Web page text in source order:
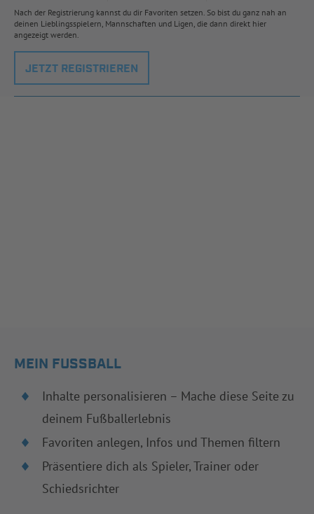
Nach der Registrierung kannst du dir Favoriten setzen. So bist du ganz nah an
deinen Lieblingsspielern, Mannschaften und Ligen, die dann direkt hier
angezeigt werden.
JETZT REGISTRIEREN
MEIN FUSSBALL
Inhalte personalisieren – Mache diese Seite zu
deinem Fußballerlebnis
Favoriten anlegen, Infos und Themen filtern
Präsentiere dich als Spieler, Trainer oder
Schiedsrichter